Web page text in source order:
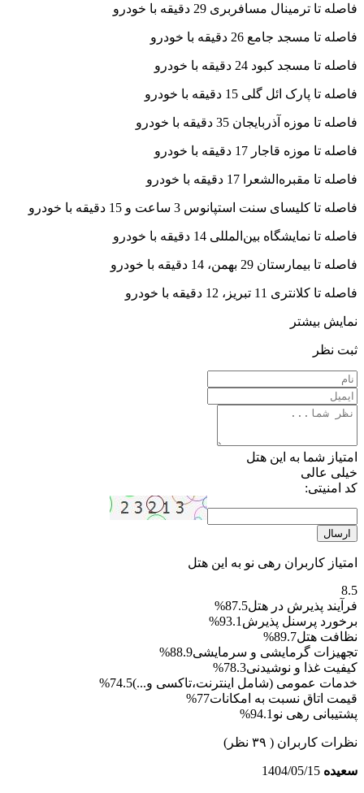
فاصله تا ترمینال مسافربری 29 دقیقه با خودرو
فاصله تا مسجد جامع 26 دقیقه با خودرو
فاصله تا مسجد کبود 24 دقیقه با خودرو
فاصله تا پارک ائل گلی 15 دقیقه با خودرو
فاصله تا موزه آذربایجان 35 دقیقه با خودرو
فاصله تا موزه قاجار 17 دقیقه با خودرو
فاصله تا مقبره‌الشعرا 17 دقیقه با خودرو
فاصله تا کلیسای سنت استپانوس 3 ساعت و 15 دقیقه با خودرو
فاصله تا نمایشگاه بین‌المللی 14 دقیقه با خودرو
فاصله تا بیمارستان 29 بهمن، 14 دقیقه با خودرو
فاصله تا کلانتری 11 تبریز، 12 دقیقه با خودرو
نمایش بیشتر
ثبت نظر
امتیاز شما به این هتل
خیلی عالی
کد امنیتی:
ارسال
امتیاز کاربران رهی نو به این هتل
8.5
فرآیند پذیرش در هتل87.5%
برخورد پرسنل پذیرش 93.1%
نظافت هتل89.7%
تجهیزات گرمایشی و سرمایشی88.9%
کیفیت غذا و نوشیدنی78.3%
خدمات عمومی (شامل اینترنت،تاکسی و...)74.5%
قیمت اتاق نسبت به امکانات77%
پشتیبانی رهی نو 94.1%
نظرات کاربران ( ۳۹ نظر)
سعیده 1404/05/15